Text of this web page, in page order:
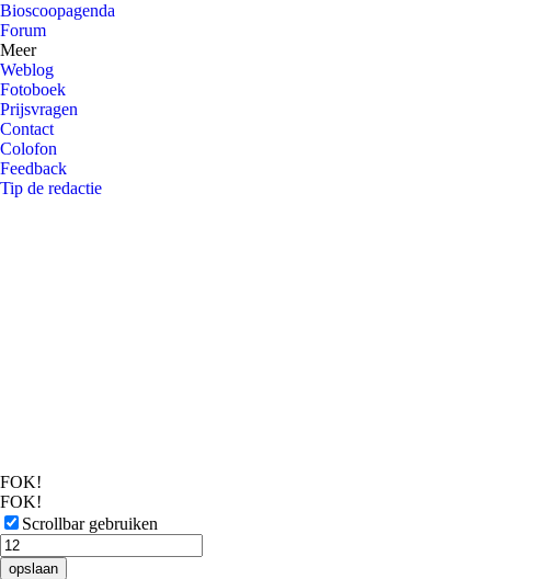
Bioscoopagenda
Forum
Meer
Weblog
Fotoboek
Prijsvragen
Contact
Colofon
Feedback
Tip de redactie
FOK!
FOK!
Scrollbar gebruiken
opslaan